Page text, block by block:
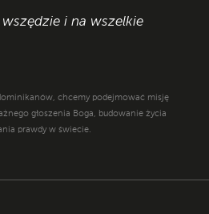
wszędzie i na wszelkie
chcemy podejmować misję
głoszenia Boga, budowanie życia
prawdy w świecie.